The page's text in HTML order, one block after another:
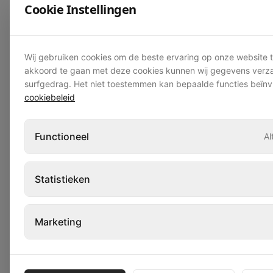
Noodstroom Aanbevolen
Een bijkomende factor is de structurele veiligheid
van tijdelijke constructies
maken deel uit van een breder
veiligheidssysteem op een event. Wie een
podium of feesttent plaatst, moet ook de
elektrische integratie laten checken als
onderdeel van het totale ontwerp.
Bij het selecteren van materialen zijn de
stroomkabelseen kritische schakel. Gebruik
Cookie Instellingen
Wij gebruiken cookies om de beste ervaring op onze website
akkoord te gaan met deze cookies kunnen wij gegevens
surfgedrag. Het niet toestemmen kan bepaalde functies
cookiebeleid
Functioneel
Statistieken
Marketing